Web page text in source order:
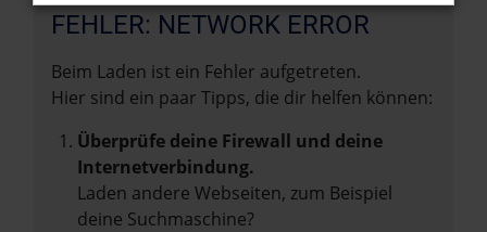
FEHLER: NETWORK ERROR
Beim Laden ist ein Fehler aufgetreten.
Hier sind ein paar Tipps, die dir helfen können:
Überprüfe deine Firewall und deine
Internetverbindung.
Laden andere Webseiten, zum Beispiel
deine Suchmaschine?